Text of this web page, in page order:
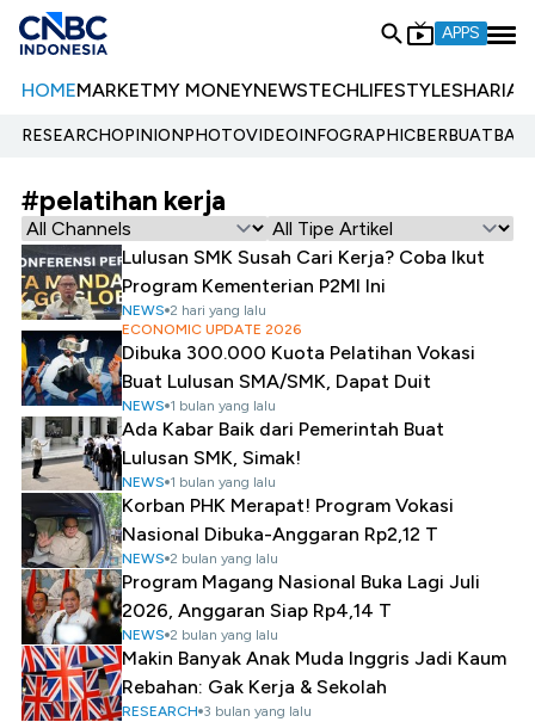
APPS
HOMEMARKETMY MONEYNEWSTECHLIFESTYLESHARIA
RESEARCHOPINIONPHOTOVIDEOINFOGRAPHIC
#pelatihan kerja
Lulusan SMK Susah Cari Kerja? Coba Ikut
Program Kementerian P2MI Ini
NEWS 2 hari yang lalu
ECONOMIC UPDATE 2026
Dibuka 300.000 Kuota Pelatihan Vokasi
Buat Lulusan SMA/SMK, Dapat Duit
NEWS 1 bulan yang lalu
Ada Kabar Baik dari Pemerintah Buat
Lulusan SMK, Simak!
NEWS 1 bulan yang lalu
Korban PHK Merapat! Program Vokasi
Nasional Dibuka-Anggaran Rp2,12 T
NEWS 2 bulan yang lalu
Program Magang Nasional Buka Lagi Juli
2026, Anggaran Siap Rp4,14 T
NEWS 2 bulan yang lalu
Makin Banyak Anak Muda Inggris Jadi Kaum
Rebahan: Gak Kerja & Sekolah
RESEARCH 3 bulan yang lalu